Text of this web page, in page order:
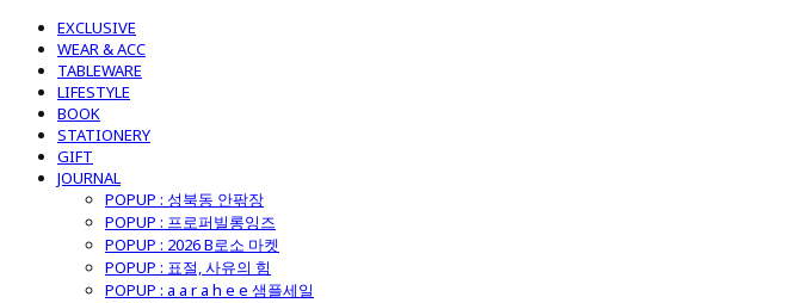
EXCLUSIVE
WEAR & ACC
TABLEWARE
LIFESTYLE
BOOK
STATIONERY
GIFT
JOURNAL
POPUP : 성북동 안팎장
POPUP : 프로퍼빌롱잉즈
POPUP : 2026 B로소 마켓
POPUP : 표절, 사유의 힘
POPUP : a a r a h e e 샘플세일